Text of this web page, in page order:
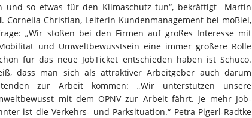
und so etwas für den Klimaschutz tun“, bekräftigt Martin
. Cornelia Christian, Leiterin Kundenmanagement bei moBiel,
„Wir stoßen bei den Firmen auf großes Interesse mit
und Umweltbewusstsein eine immer größere Rolle
für das neue JobTicket entschieden haben ist Schüco.
dass man sich als attraktiver Arbeitgeber auch darum
zur Arbeit kommen: „Wir unterstützen unsere
mit dem ÖPNV zur Arbeit fährt. Je mehr Job-
ist die Verkehrs- und Parksituation.“ Petra Pigerl-Radtke